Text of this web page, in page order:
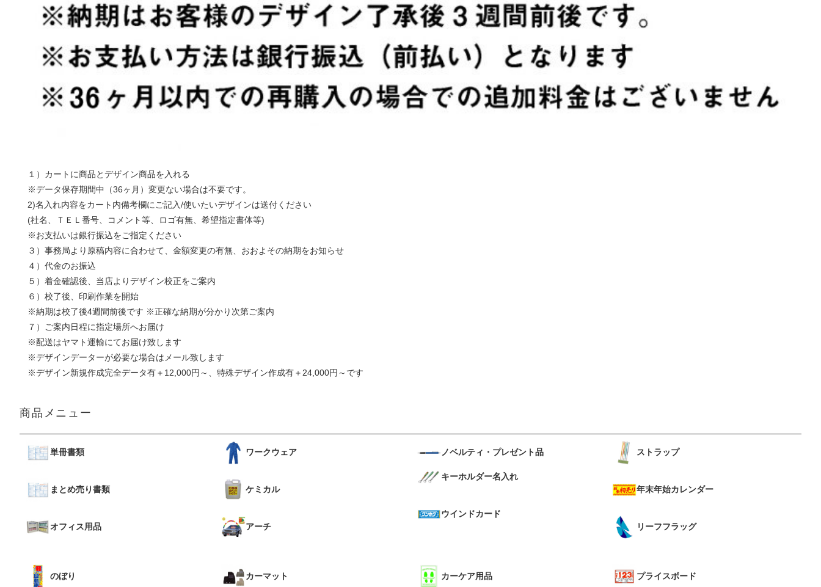
１）カートに商品とデザイン商品を入れる
※データ保存期間中（36ヶ月）変更ない場合は不要です。
2)名入れ内容をカート内備考欄にご記入/使いたいデザインは送付ください
(社名、ＴＥＬ番号、コメント等、ロゴ有無、希望指定書体等)
※お支払いは銀行振込をご指定ください
３）事務局より原稿内容に合わせて、金額変更の有無、おおよその納期をお知らせ
４）代金のお振込
５）着金確認後、当店よりデザイン校正をご案内
６）校了後、印刷作業を開始
※納期は校了後4週間前後です ※正確な納期が分かり次第ご案内
７）ご案内日程に指定場所へお届け
※配送はヤマト運輸にてお届け致します
※デザインデーターが必要な場合はメール致します
※デザイン新規作成完全データ有＋12,000円～、特殊デザイン作成有＋24,000円～です
商品メニュー
単冊書類
まとめ売り書類
オフィス用品
ワークウェア
ケミカル
アーチ
ノベルティ・プレゼント品
キーホルダー名入れ
ウインドカード
ストラップ
年末年始カレンダー
リーフフラッグ
のぼり カーマット カーケア用品 プライスボード